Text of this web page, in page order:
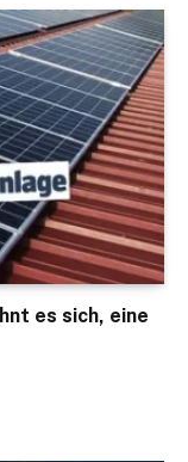
es sich, eine